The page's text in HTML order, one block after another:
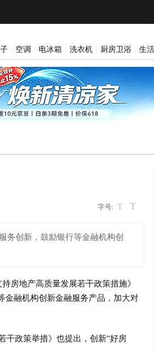
空调 电冰箱 洗衣机 厨房卫浴 生
字号: T T
务创新，鼓励银行等金融机构创
房地产高质量发展若干政策措施》
金融机构创新金融服务产品，加大对
干政策举措》也提出，创新“好房